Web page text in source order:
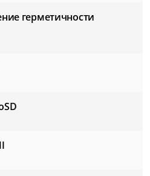
герметичности